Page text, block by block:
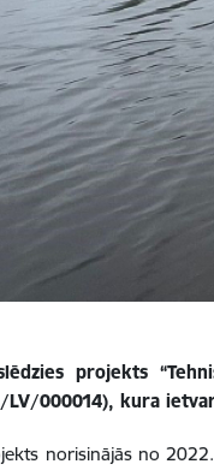
projekts
LV/000014), kura
norisinājās no